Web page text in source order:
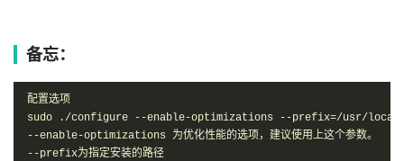
备忘：
配置选项
sudo ./configure --enable-optimizations --prefix=/usr/
--enable-optimizations 为优化性能的选项，建议使用上这个参数。
--prefix为指定安装的路径